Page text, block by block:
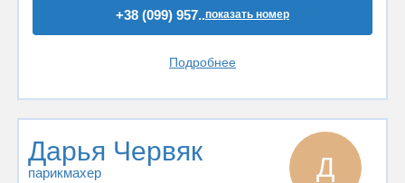
+38 (099) 957..показать номер
Подробнее
Дарья Червяк
парикмахер Д